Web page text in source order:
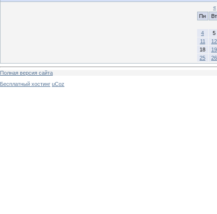
«
Пн
Вт
4
5
11
12
18
19
25
26
Полная версия сайта
Бесплатный хостинг uCoz